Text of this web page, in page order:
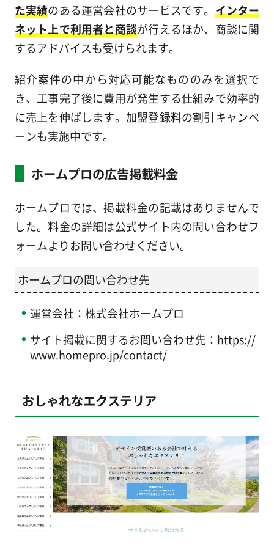
た実績のある運営会社のサービスです。 インター
ネット上で利用者と商談が行えるほか、商談に関
するアドバイスも受けられます。
紹介案件の中から対応可能なもののみを選択で
き、工事完了後に費用が発生する仕組みで効率的
に売上を伸ばします。加盟登録料の割引キャンペ
ーンも実施中です。
ホームプロの広告掲載料金
ホームプロでは、掲載料金の記載はありませんで
した。料金の詳細は公式サイト内の問い合わせフ
ォームよりお問い合わせください。
ホームプロの問い合わせ先
運営会社：株式会社ホームプロ
サイト掲載に関するお問い合わせ先：https://
www.homepro.jp/contact/
おしゃれなエクステリア